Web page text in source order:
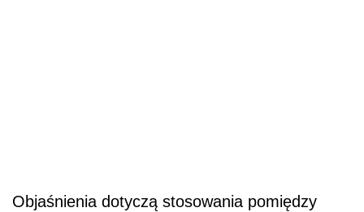
Objaśnienia dotyczą stosowania pomiędzy